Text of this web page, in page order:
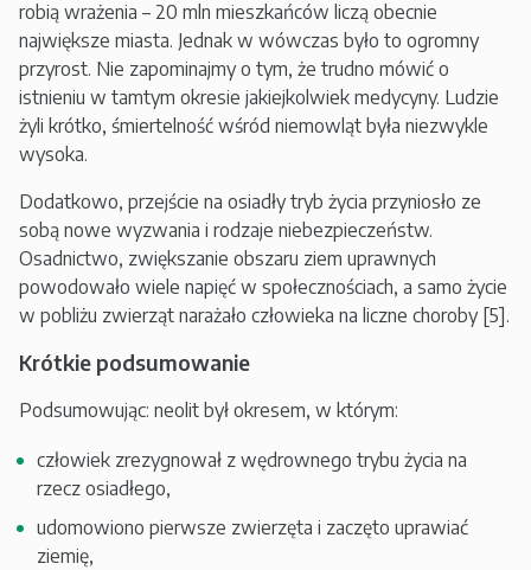
robią wrażenia – 20 mln mieszkańców liczą obecnie
największe miasta. Jednak w wówczas było to ogromny
przyrost. Nie zapominajmy o tym, że trudno mówić o
istnieniu w tamtym okresie jakiejkolwiek medycyny. Ludzie
żyli krótko, śmiertelność wśród niemowląt była niezwykle
wysoka.
Dodatkowo, przejście na osiadły tryb życia przyniosło ze
sobą nowe wyzwania i rodzaje niebezpieczeństw.
Osadnictwo, zwiększanie obszaru ziem uprawnych
powodowało wiele napięć w społecznościach, a samo życie
w pobliżu zwierząt narażało człowieka na liczne choroby [5].
Krótkie podsumowanie
Podsumowując: neolit był okresem, w którym:
człowiek zrezygnował z wędrownego trybu życia na
rzecz osiadłego,
udomowiono pierwsze zwierzęta i zaczęto uprawiać
ziemię,